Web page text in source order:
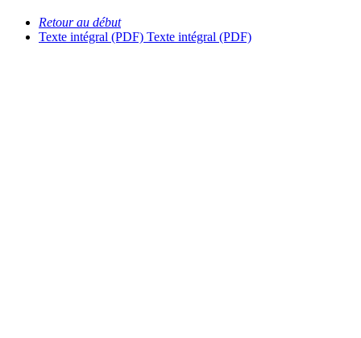
Retour au début
Texte intégral (PDF) Texte intégral (PDF)